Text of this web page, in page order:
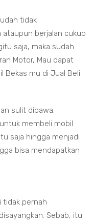
tidak
berjalan cukup
saja, maka sudah
Motor, Mau dapat
Bekas mu di Jual Beli
sulit dibawa.
membeli mobil
saja hingga menjadi
bisa mendapatkan
tidak pernah
Sebab, itu